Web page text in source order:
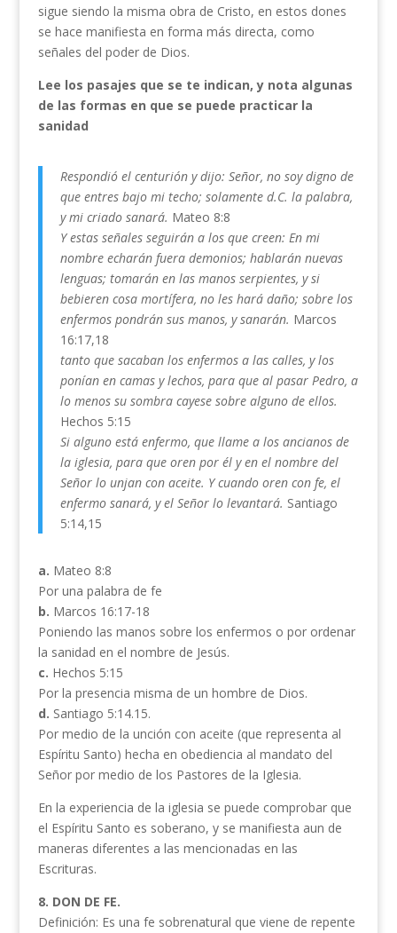
sigue siendo la misma obra de Cristo, en estos dones
se hace manifiesta en forma más directa, como
señales del poder de Dios.
Lee los pasajes que se te indican, y nota algunas
de las formas en que se puede practicar la
sanidad
Respondió el centurión y dijo: Señor, no soy digno de
que entres bajo mi techo; solamente d.C. la palabra,
y mi criado sanará. Mateo 8:8
Y estas señales seguirán a los que creen: En mi
nombre echarán fuera demonios; hablarán nuevas
lenguas; tomarán en las manos serpientes, y si
bebieren cosa mortífera, no les hará daño; sobre los
enfermos pondrán sus manos, y sanarán. Marcos
16:17,18
tanto que sacaban los enfermos a las calles, y los
ponían en camas y lechos, para que al pasar Pedro, a
lo menos su sombra cayese sobre alguno de ellos.
Hechos 5:15
Si alguno está enfermo, que llame a los ancianos de
la iglesia, para que oren por él y en el nombre del
Señor lo unjan con aceite. Y cuando oren con fe, el
enfermo sanará, y el Señor lo levantará. Santiago
5:14,15
a. Mateo 8:8
Por una palabra de fe
b. Marcos 16:17-18
Poniendo las manos sobre los enfermos o por ordenar
la sanidad en el nombre de Jesús.
c. Hechos 5:15
Por la presencia misma de un hombre de Dios.
d. Santiago 5:14.15.
Por medio de la unción con aceite (que representa al
Espíritu Santo) hecha en obediencia al mandato del
Señor por medio de los Pastores de la Iglesia.
En la experiencia de la iglesia se puede comprobar que
el Espíritu Santo es soberano, y se manifiesta aun de
maneras diferentes a las mencionadas en las
Escrituras.
8. DON DE FE.
Definición: Es una fe sobrenatural que viene de repente